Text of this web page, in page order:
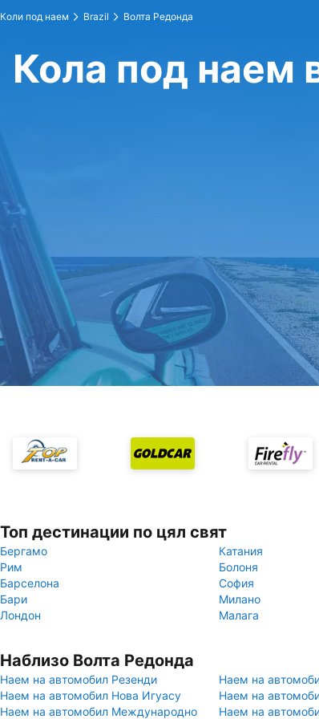
Коли под наем Brazil Волта Редонда
Кола под наем
Топ дестинации по цял свят
Бергамо
Катания
Рим
Болоня
Барселона
София
Бари
Милано
Лондон
Малага
Наблизо Волта Редонда
Наем на автомобил Резенди
Наем на
Наем на автомобил Нова Игуасу
Наем на
Наем на автомобил Международно
Наем на